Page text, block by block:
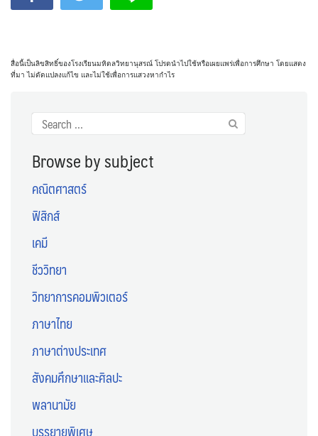
สื่อนี้เป็นลิขสิทธิ์ของโรงเรียนมหิดลวิทยานุสรณ์ โปรดนำไปใช้หรือเผยแพร่เพื่อการศึกษา โดยแสดง
ที่มา ไม่ดัดแปลงแก้ไข และไม่ใช้เพื่อการแสวงหากำไร
Search
for:
Browse by subject
คณิตศาสตร์
ฟิสิกส์
เคมี
ชีววิทยา
วิทยาการคอมพิวเตอร์
ภาษาไทย
ภาษาต่างประเทศ
สังคมศึกษาและศิลปะ
พลานามัย
บรรยายพิเศษ